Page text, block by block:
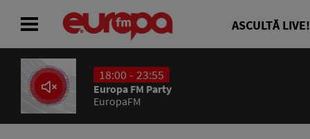
ASCULTĂ LIVE!
18:00 - 23:55
Europa FM Party
EuropaFM
ACASĂ
ȘTIRI